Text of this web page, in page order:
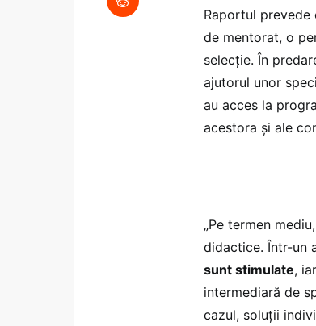
Raportul
de mentorat, o
selecție. În
ajutorul unor
au acces la
acestora și ale
„Pe termen
didactice. Într-un
sunt stimulate,
intermediară de
cazul, soluții